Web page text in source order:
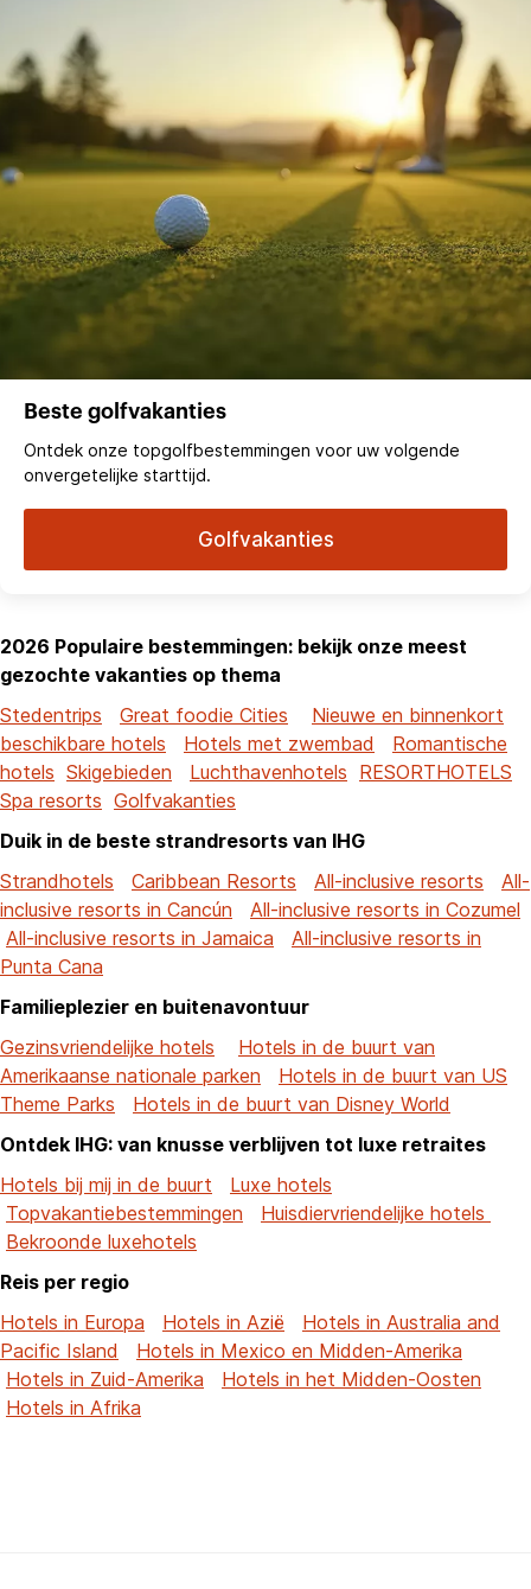
Beste golfvakanties
Ontdek onze topgolfbestemmingen voor uw volgende
onvergetelijke starttijd.
Golfvakanties
2026 Populaire bestemmingen: bekijk onze meest
gezochte vakanties op thema
Stedentrips
Great foodie Cities
Nieuwe en binnenkort
beschikbare hotels
Hotels met zwembad
Romantische
hotels Skigebieden Luchthavenhotels RESORTHOTELS
Spa resorts Golfvakanties
Duik in de beste strandresorts van IHG
Strandhotels
Caribbean Resorts All-inclusive resorts
All-
inclusive resorts in Cancún
All-inclusive resorts in Cozumel
All-inclusive resorts in Jamaica
All-inclusive resorts in
Punta Cana
Familieplezier en buitenavontuur
Gezinsvriendelijke hotels
Hotels in de buurt van
Amerikaanse nationale parken
Hotels in de buurt van US
Theme Parks
Hotels in de buurt van Disney World
Ontdek IHG: van knusse verblijven tot luxe retraites
Hotels bij mij in de buurt
Luxe hotels
Topvakantiebestemmingen
Huisdiervriendelijke hotels
Bekroonde luxehotels
Reis per regio
Hotels in Europa
Hotels in Azië
Hotels in Australia and
Pacific Island
Hotels in Mexico en Midden-Amerika
Hotels in Zuid-Amerika
Hotels in het Midden-Oosten
Hotels in Afrika